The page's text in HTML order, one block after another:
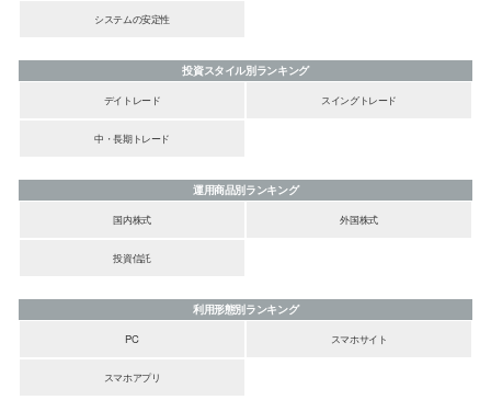
システムの安定性
投資スタイル別ランキング
デイトレード
スイングトレード
中・長期トレード
運用商品別ランキング
国内株式
外国株式
投資信託
利用形態別ランキング
PC
スマホサイト
スマホアプリ